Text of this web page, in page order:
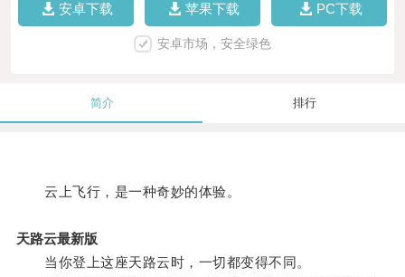
安卓下载 苹果下载 PC下载
安卓市场，安全绿色
简介 排行
云上飞行，是一种奇妙的体验。
天路云最新版
当你登上这座天路云时，一切都变得不同。